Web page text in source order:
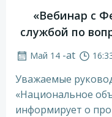
«Вебинар с
службой по
Май 14 -at
Уважаемые
«Национальное
информирует о